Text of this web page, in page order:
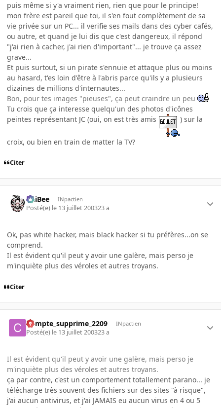
puis même si y'a vraiment rien, rien que pour le principe!
mon frère est pareil que toi, il s'en fout complètement de sa
vie privée sur un PC... il verifie ses mails dans des cyber cafés,
ou autre, et quand je lui dis que c'est dangereux, il répond
"j'ai rien à cacher, j'ai rien d'important"... je trouve ça assez
grave...
Et puis surtout, si un pirate s'ennuie et attaque plus ou moins
au hasard, t'es loin d'être à l'abris parce qu'ils y a plusieurs
dizaines de millions d'internautes...
Bon, pour tes images "pieuses", ça peut craindre un peu
Tu crois que ça interesse quelqu'un des photos d'icônes
peintes représentant JC (oui, on est très amis
) sur la
croix, ou bien en train de matter la TV?
Citer
PhiBee INpactien
Posté(e) le 13 juillet 200323 a
Ok, pas white hacker, mais black hacker si tu préfères...on se
comprend.
Il est évident qu'il peut y avoir une galère, mais perso je
m'inquiète plus des véroles et autres troyans.
Citer
Compte_supprime_2209 INpactien
Posté(e) le 13 juillet 200323 a
Il est évident qu'il peut y avoir une galère, mais perso je
m'inquiète plus des véroles et autres troyans.
ça par contre, c'est un comportement totallement parano... je
télécharge très souvent des fichiers sur des sites "à risque",
j'ai aucun antivirus, et j'ai JAMAIS eu aucun virus en 4 ou 5